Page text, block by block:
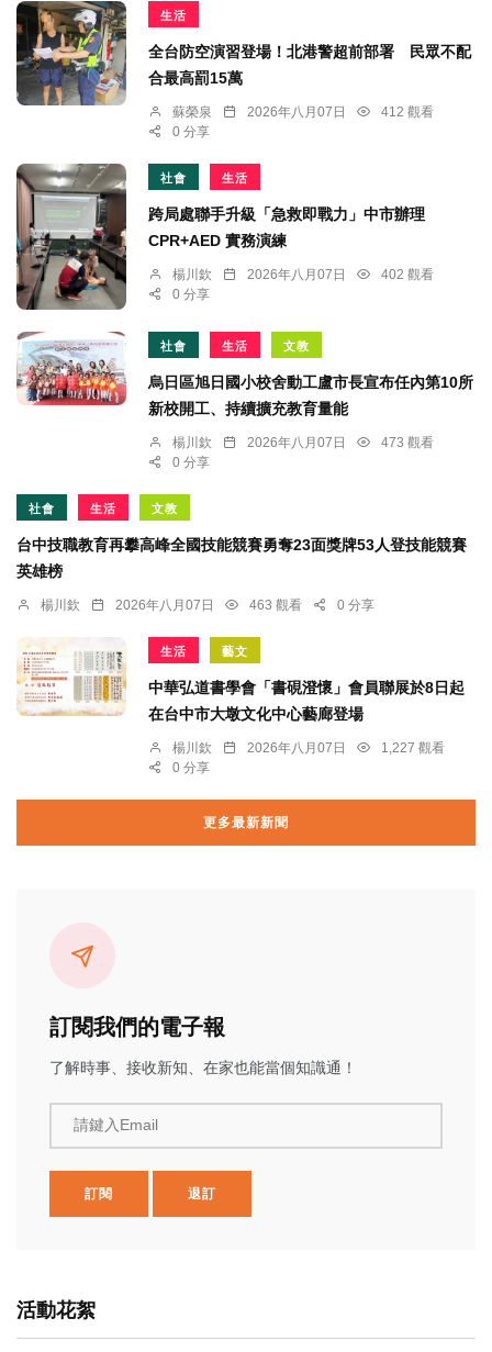
生活
全台防空演習登場！北港警超前部署 民眾不配
合最高罰15萬
蘇榮泉 2026年八月07日
412 觀看
0 分享
社會 生活
跨局處聯手升級「急救即戰力」中市辦理
CPR+AED 實務演練
楊川欽 2026年八月07日
402 觀看
0 分享
社會 生活 文教
烏日區旭日國小校舍動工盧市長宣布任內第10所
新校開工、持續擴充教育量能
楊川欽 2026年八月07日
473 觀看
0 分享
社會 生活 文教
台中技職教育再攀高峰全國技能競賽勇奪23面獎牌53人登技能競賽
英雄榜
楊川欽 2026年八月07日 463 觀看 0 分享
生活 藝文
中華弘道書學會「書硯澄懷」會員聯展於8日起
在台中市大墩文化中心藝廊登場
楊川欽 2026年八月07日
1,227 觀看
0 分享
更多最新新聞
訂閱我們的電子報
了解時事、接收新知、在家也能當個知識通！
請鍵入Email
訂閱 退訂
活動花絮